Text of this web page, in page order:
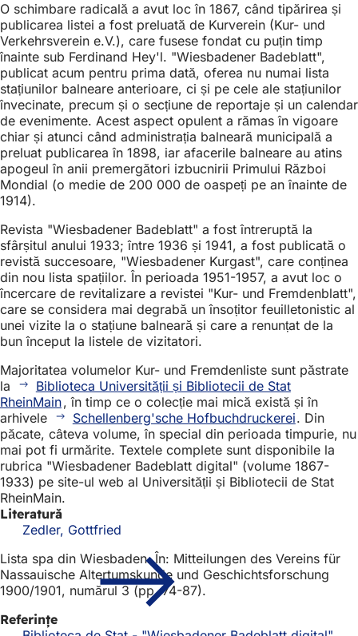
O schimbare radicală a avut loc în 1867, când tipărirea și
publicarea listei a fost preluată de Kurverein (Kur- und
Verkehrsverein e.V.), care fusese fondat cu puțin timp
înainte sub Ferdinand Hey'l. "Wiesbadener Badeblatt",
publicat acum pentru prima dată, oferea nu numai lista
stațiunilor balneare anterioare, ci și pe cele ale stațiunilor
învecinate, precum și o secțiune de reportaje și un calendar
de evenimente. Acest aspect opulent a rămas în vigoare
chiar și atunci când administrația balneară municipală a
preluat publicarea în 1898, iar afacerile balneare au atins
apogeul în anii premergători izbucnirii Primului Război
Mondial (o medie de 200 000 de oaspeți pe an înainte de
1914).
Revista "Wiesbadener Badeblatt" a fost întreruptă la
sfârșitul anului 1933; între 1936 și 1941, a fost publicată o
revistă succesoare, "Wiesbadener Kurgast", care conținea
din nou lista spațiilor. În perioada 1951-1957, a avut loc o
încercare de revitalizare a revistei "Kur- und Fremdenblatt",
care se considera mai degrabă un însoțitor feuilletonistic al
unei vizite la o stațiune balneară și care a renunțat de la
bun început la listele de vizitatori.
Majoritatea volumelor Kur- und Fremdenliste sunt păstrate
la
Biblioteca Universității și Bibliotecii de Stat
RheinMain, în timp ce o colecție mai mică există și în
arhivele
Schellenberg'sche Hofbuchdruckerei. Din
păcate, câteva volume, în special din perioada timpurie, nu
mai pot fi urmărite. Textele complete sunt disponibile la
rubrica "Wiesbadener Badeblatt digital" (volume 1867-
1933) pe site-ul web al Universității și Bibliotecii de Stat
RheinMain.
Literatură
Zedler, Gottfried
Lista spa din Wiesbaden. În: Mitteilungen des Vereins für
Nassauische Altertumskunde und Geschichtsforschung
1900/1901, numărul 3 (pp. 74-87).
Referințe